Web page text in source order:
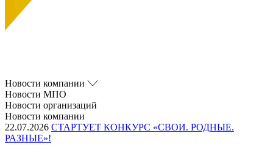
Новости компании
Новости МПО
Новости организаций
Новости компании
22.07.2026 СТАРТУЕТ КОНКУРС «СВОИ. РОДНЫЕ.
РАЗНЫЕ»!